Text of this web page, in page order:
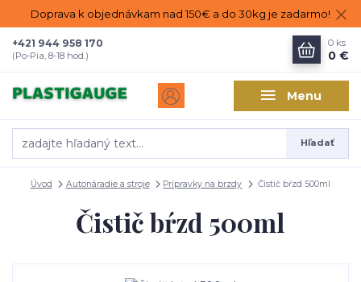
Doprava k objednávkam nad 150€ a do 30kg je zadarmo!
Menu
Hľadať
+421 944 958 170
(Po-Pia, 8-18 hod.)
0 ks
0 €
Úvod Autonáradie a stroje Prípravky na brzdy Čistič bŕzd 500ml
Čistič bŕzd 500ml